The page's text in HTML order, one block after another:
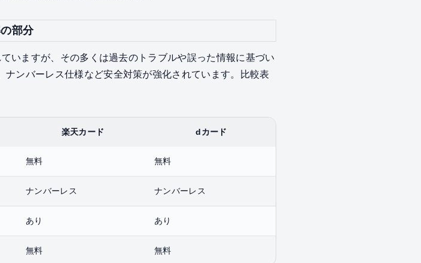
部分
いますが、その多くは過去のトラブルや誤った情報に基づい
ンバーレス仕様など安全対策が強化されています。比較表
楽天カード dカード
無料 無料
ナンバーレス ナンバーレス
あり あり
無料 無料